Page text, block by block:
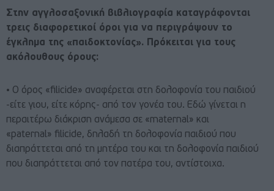
Στην αγγλοσαξονική βιβλιογραφία καταγράφονται
τρεις διαφορετικοί όροι για να περιγράψουν το
έγκλημα της «παιδοκτονίας». Πρόκειται για τους
ακόλουθους όρους:
• Ο όρος «filicide» αναφέρεται στη δολοφονία του παιδιού
-είτε γιου, είτε κόρης- από τον γονέα του. Εδώ γίνεται η
περαιτέρω διάκριση ανάμεσα σε «maternal» και
«paternal» filicide, δηλαδή τη δολοφονία παιδιού που
διαπράττεται από τη μητέρα του και τη δολοφονία παιδιού
που διαπράττεται από τον πατέρα του, αντίστοιχα.